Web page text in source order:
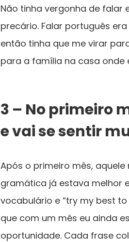
Não tinha vergonha de falar
precário. Falar português
então tinha que me virar
para a família na casa onde
3 – No primeiro
e vai se sentir
Após o primeiro mês,
gramática já estava melhor
vocabulário e “try my best to
que com um mês eu ainda
oportunidade. Cada frase